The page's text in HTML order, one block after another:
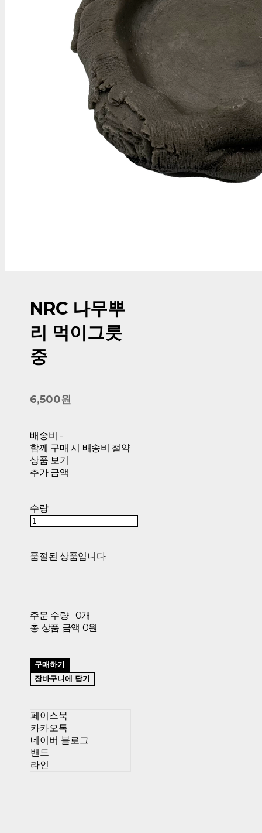
NRC 나무뿌
리 먹이그릇
중
6,500원
배송비 -
함께 구매 시 배송비 절약
상품 보기
추가 금액
수량
품절된 상품입니다.
주문 수량
0개
총 상품 금액 0원
구매하기
장바구니에 담기
페이스북
카카오톡
네이버 블로그
밴드
라인